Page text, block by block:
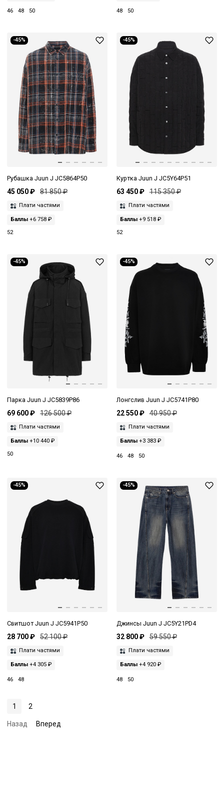
46 48 50 48 50
-45%
Рубашка Juun J JC5864P50
45 050 ₽ 81 850 ₽
Плати частями
Баллы +6 758 ₽
52
-45%
Куртка Juun J JC5Y64P51
63 450 ₽ 115 350 ₽
Плати частями
Баллы+9 518 ₽
52
-45%
Парка Juun J JC5839P86
69 600 ₽ 126 500 ₽
Плати частями
Баллы +10 440 ₽
50
-45%
Лонгслив Juun J JC5741P80
22 550 ₽ 40 950 ₽
Плати частями
Баллы+3 383 ₽
46 48 50
-45%
Свитшот Juun J JC5941P50
28 700 ₽ 52 100 ₽
Плати частями
Баллы +4 305 ₽
46 48
-45%
Джинсы Juun J JC5Y21PD4
32 800 ₽ 59 550 ₽
Плати частями
Баллы+4 920 ₽
48 50
1 2
Назад Вперед